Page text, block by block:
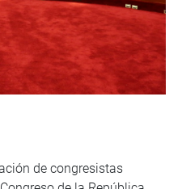
de congresistas